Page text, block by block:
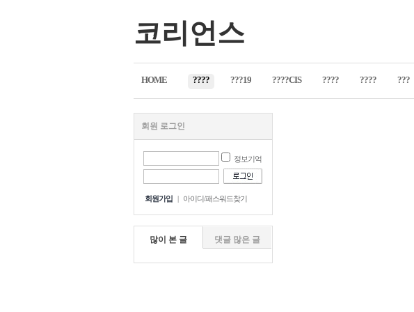
코리언스
HOME ???? ???19 ????CIS ???? ???? ???
회원 로그인
정보기억
회원가입 | 아이디/패스워드찾기
많이 본 글 댓글 많은 글